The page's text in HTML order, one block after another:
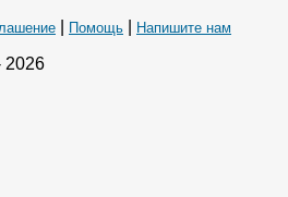
Помощь Напишите нам
2026